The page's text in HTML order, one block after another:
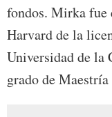
fondos. Mirka fue
Harvard de la
Universidad de la
grado de